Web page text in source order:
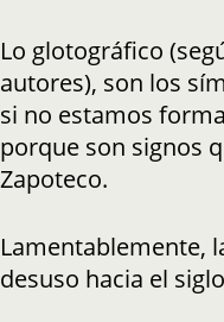
Lo glotográfico
autores), son los
si no estamos
porque son signos
Zapoteco.
Lamentablemente,
desuso hacia el